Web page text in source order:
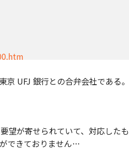
UFJ 銀行との合弁会社である。
望が寄せられていて、対応したも
できておりません…